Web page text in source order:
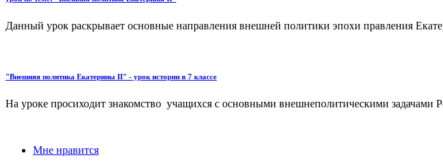
Данный урок раскрывает основные направления внешней политики эпохи правления
"Внешняя политика Екатерины II" - урок истории в 7 классе
На уроке просиходит знакомство учащихся с основными внешнеполитическими
Мне нравится